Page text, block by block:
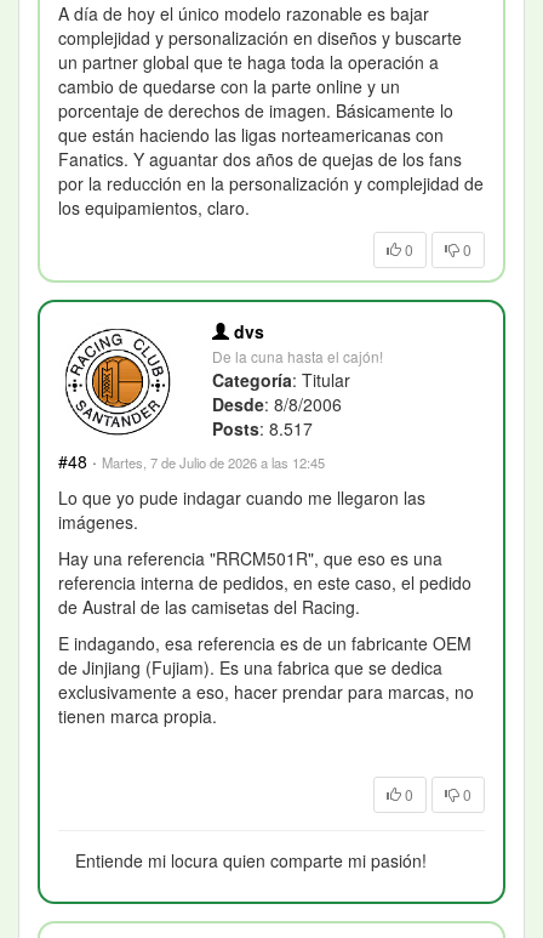
A día de hoy el único modelo razonable es bajar
complejidad y personalización en diseños y buscarte
un partner global que te haga toda la operación a
cambio de quedarse con la parte online y un
porcentaje de derechos de imagen. Básicamente lo
que están haciendo las ligas norteamericanas con
Fanatics. Y aguantar dos años de quejas de los fans
por la reducción en la personalización y complejidad de
los equipamientos, claro.
0 0
dvs
De la cuna hasta el cajón!
Categoría: Titular
Desde: 8/8/2006
Posts: 8.517
#48 · Martes, 7 de Julio de 2026 a las 12:45
Lo que yo pude indagar cuando me llegaron las
imágenes.
Hay una referencia "RRCM501R", que eso es una
referencia interna de pedidos, en este caso, el pedido
de Austral de las camisetas del Racing.
E indagando, esa referencia es de un fabricante OEM
de Jinjiang (Fujiam). Es una fabrica que se dedica
exclusivamente a eso, hacer prendar para marcas, no
tienen marca propia.
0 0
Entiende mi locura quien comparte mi pasión!